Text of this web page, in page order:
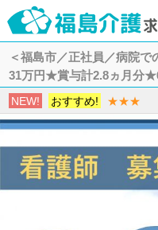
＜福島市／正社員／病院
31万円★賞与計2.8ヵ月分
NEW! おすすめ! ★★★